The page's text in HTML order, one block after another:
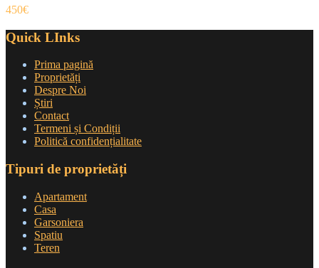
450€
Quick LInks
Prima pagină
Proprietăți
Despre Noi
Știri
Contact
Termeni și Condiții
Politică confidențialitate
Tipuri de proprietăți
Apartament
Casa
Garsoniera
Spatiu
Teren